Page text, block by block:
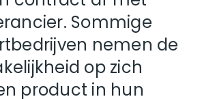
Sommige
nemen de
op zich
product in hun